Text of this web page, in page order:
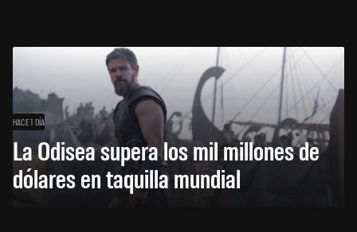
HACE 1 DÍA
La Odisea supera los mil millones de
dólares en taquilla mundial